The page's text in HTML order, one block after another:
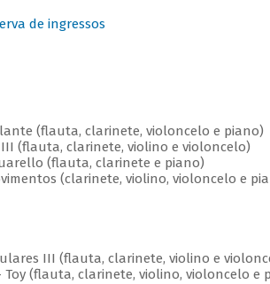
de ingressos
(flauta, clarinete, violoncelo e piano)
(flauta, clarinete, violino e violoncelo)
(flauta, clarinete e piano)
(clarinete, violino, violoncelo e
III (flauta, clarinete, violino e
(flauta, clarinete, violino, violoncelo e